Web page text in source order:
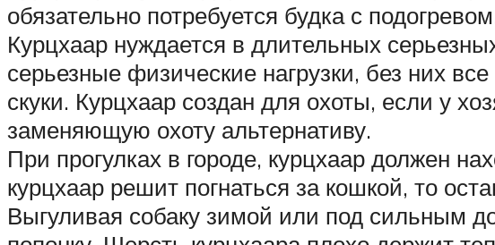
обязательно потребуется будка с
Курцхаар нуждается в длительных
серьезные физические нагрузки, без них
скуки. Курцхаар создан для охоты, если у
заменяющую охоту альтернативу.
При прогулках в городе, курцхаар должен
курцхаар решит погнаться за кошкой, то
Выгуливая собаку зимой или под сильным